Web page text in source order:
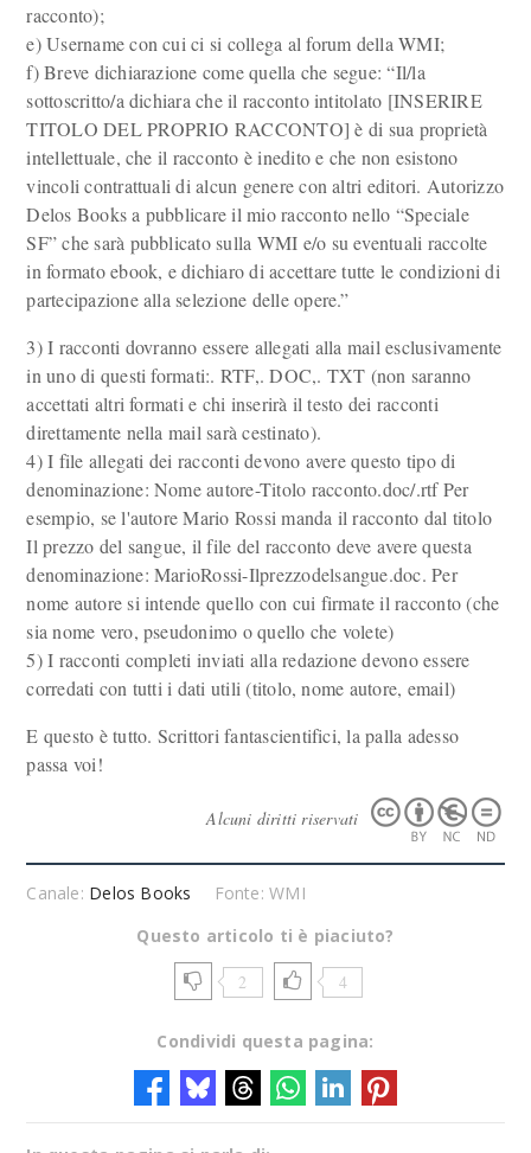
racconto);
e) Username con cui ci si collega al forum della WMI;
f) Breve dichiarazione come quella che segue: “Il/la
sottoscritto/a dichiara che il racconto intitolato [INSERIRE
TITOLO DEL PROPRIO RACCONTO] è di sua proprietà
intellettuale, che il racconto è inedito e che non esistono
vincoli contrattuali di alcun genere con altri editori. Autorizzo
Delos Books a pubblicare il mio racconto nello “Speciale
SF” che sarà pubblicato sulla WMI e/o su eventuali raccolte
in formato ebook, e dichiaro di accettare tutte le condizioni di
partecipazione alla selezione delle opere.”
3) I racconti dovranno essere allegati alla mail esclusivamente
in uno di questi formati:. RTF,. DOC,. TXT (non saranno
accettati altri formati e chi inserirà il testo dei racconti
direttamente nella mail sarà cestinato).
4) I file allegati dei racconti devono avere questo tipo di
denominazione: Nome autore-Titolo racconto.doc/.rtf Per
esempio, se l'autore Mario Rossi manda il racconto dal titolo
Il prezzo del sangue, il file del racconto deve avere questa
denominazione: MarioRossi-Ilprezzodelsangue.doc. Per
nome autore si intende quello con cui firmate il racconto (che
sia nome vero, pseudonimo o quello che volete)
5) I racconti completi inviati alla redazione devono essere
corredati con tutti i dati utili (titolo, nome autore, email)
E questo è tutto. Scrittori fantascientifici, la palla adesso
passa voi!
Alcuni diritti riservati
Canale: Delos Books
Fonte: WMI
Questo articolo ti è piaciuto?
2 4
Condividi questa pagina: